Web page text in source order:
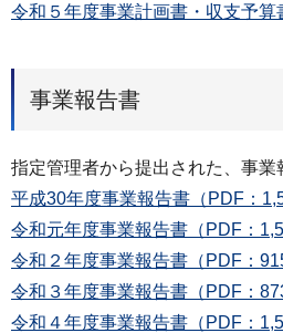
令和５年度事業計画書・収支予算
事業報告書
指定管理者から提出された、事業
平成30年度事業報告書（PDF：
令和元年度事業報告書（PDF：
令和２年度事業報告書（PDF：
令和３年度事業報告書（PDF：
令和４年度事業報告書（PDF：